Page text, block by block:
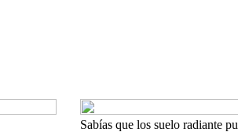
Sabías que los suelo radiante